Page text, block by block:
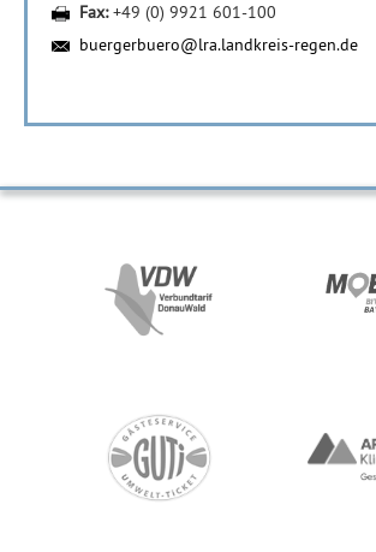
Fax:+49 (0) 9921 601-100
buergerbuero@lra.landkreis-regen.de